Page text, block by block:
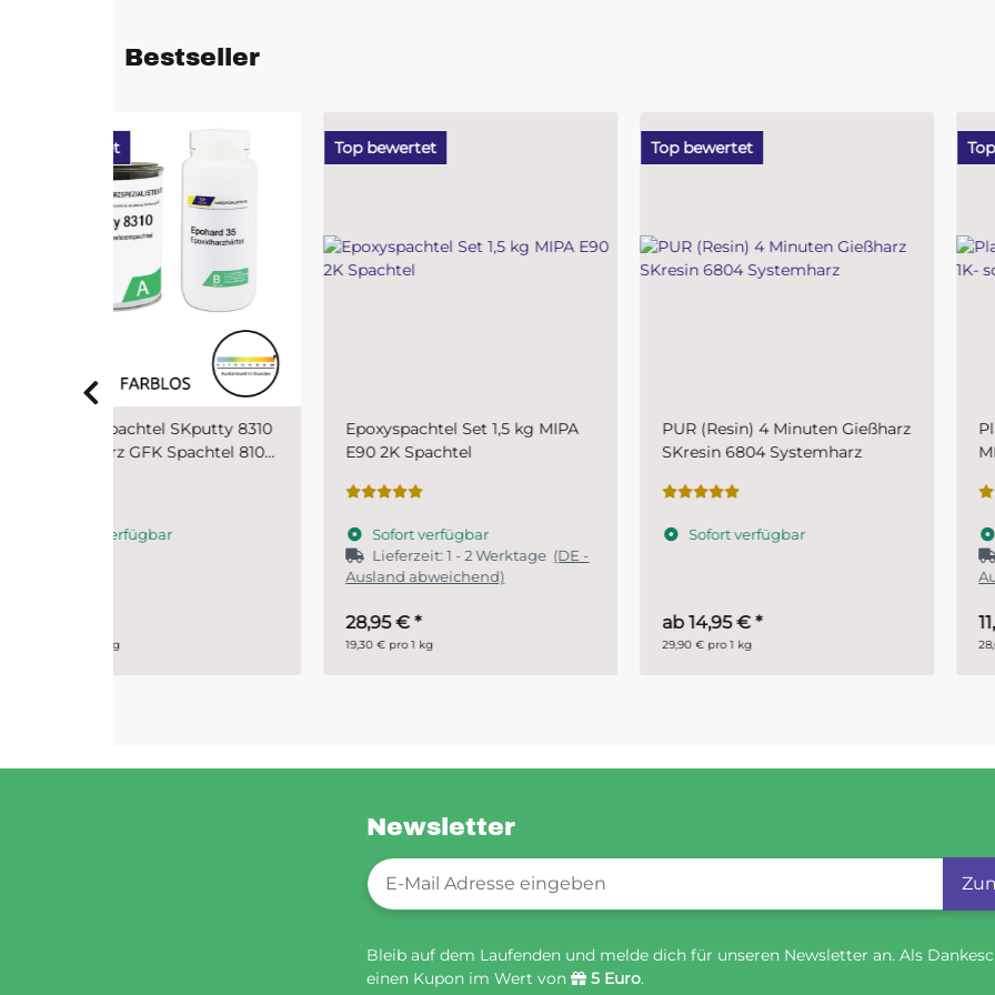
Bestseller
Top bewertet
Epoxyspachtel Set 1,5 kg MIPA
E90 2K Spachtel
1 - 2 Werktage (DE -
PUR (Resin) 4 Minuten Gießharz
SKresin 6804 Systemharz
Plastic-Grundierfiller-Spray
MIPA 1K-
1 - 2 Werktage
Newsletter
Newsletter-Registrierung
Bleib auf dem Laufenden und melde dich für unseren Newsletter an. Als
einen Kupon im Wert von
5 Euro.